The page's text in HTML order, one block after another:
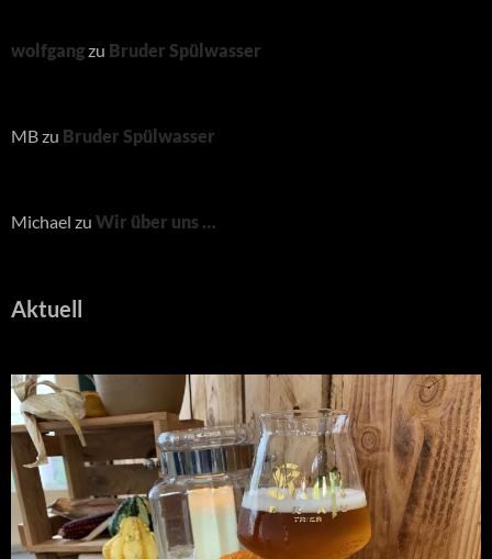
wolfgangzu Bruder Spülwasser
MBzu Bruder Spülwasser
Michael zu Wir über uns …
Aktuell